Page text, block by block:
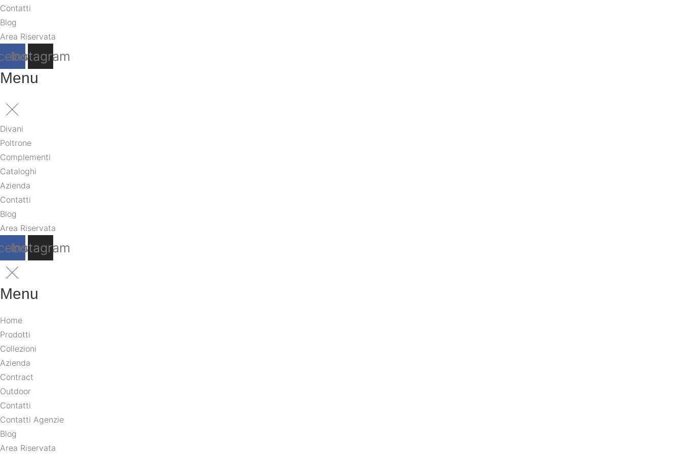
Contatti
Blog
Area Riservata
Instagram
Menu
Divani
Poltrone
Complementi
Cataloghi
Azienda
Contatti
Blog
Area Riservata
Instagram
Menu
Home
Prodotti
Collezioni
Azienda
Contract
Outdoor
Contatti
Contatti Agenzie
Blog
Area Riservata